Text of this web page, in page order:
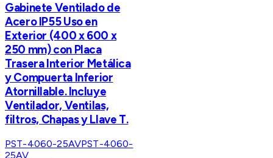
Gabinete Ventilado de
Acero IP55 Uso en
Exterior (400 x 600 x
250 mm) con Placa
Trasera Interior Metálica
y Compuerta Inferior
Atornillable. Incluye
Ventilador, Ventilas,
filtros, Chapas y Llave T.
PST-4060-25AVPST-4060-
25AV